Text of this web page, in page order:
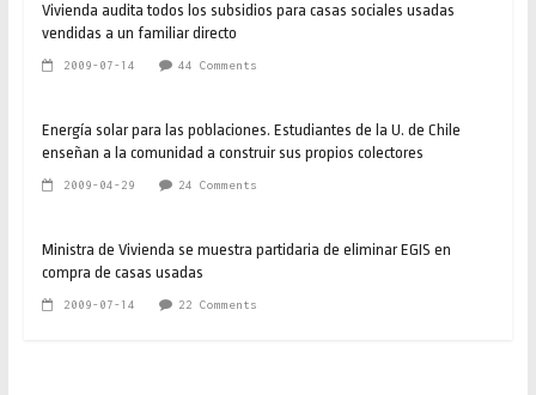
Vivienda audita todos los subsidios para casas sociales usadas
vendidas a un familiar directo
2009-07-14 44 Comments
Energía solar para las poblaciones. Estudiantes de la U. de Chile
enseñan a la comunidad a construir sus propios colectores
2009-04-29 24 Comments
Ministra de Vivienda se muestra partidaria de eliminar EGIS en
compra de casas usadas
2009-07-14 22 Comments